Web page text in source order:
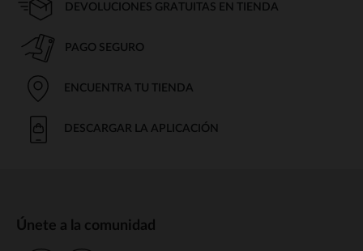
DEVOLUCIONES GRATUITAS EN TIENDA
PAGO SEGURO
ENCUENTRA TU TIENDA
DESCARGAR LA APLICACIÓN
Únete a la comunidad